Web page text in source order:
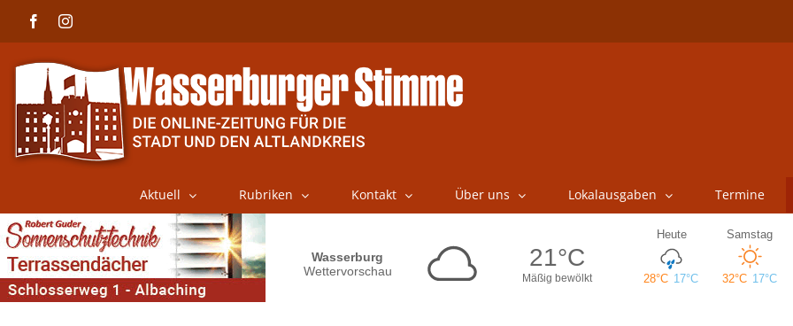
FacebookInstagram
Aktuell Rubriken Kontakt Über uns Lokalausgaben Termine